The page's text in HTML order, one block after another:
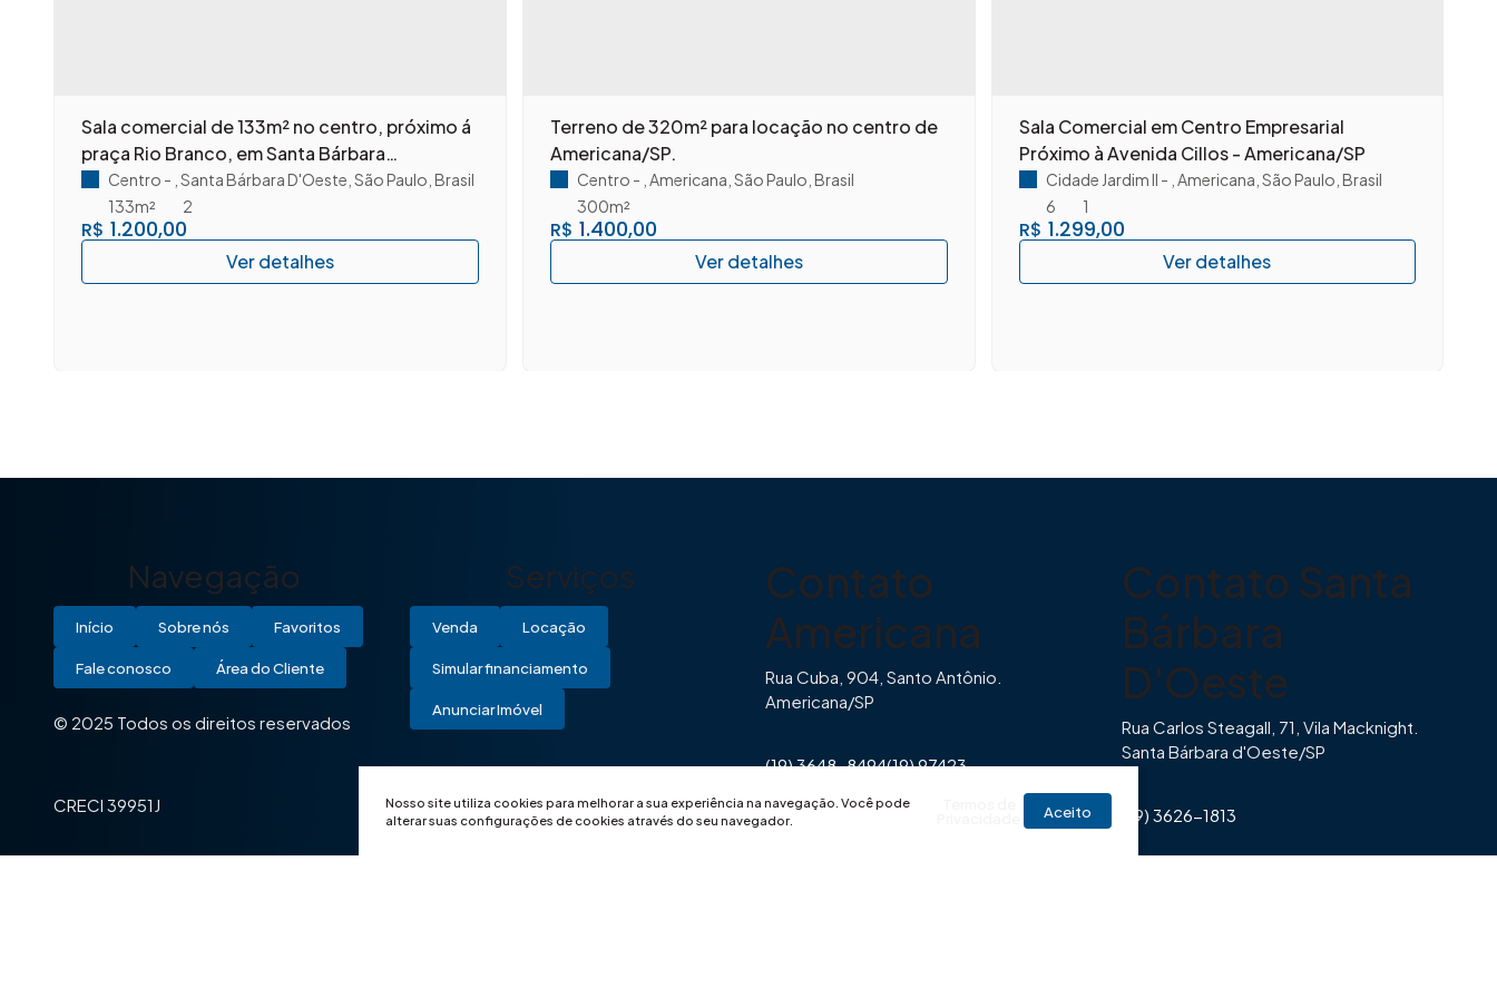
Nosso site utiliza cookies para melhorar a sua experiência na navegação. Você pode
alterar suas configurações de cookies através do seu navegador.
Aceito
Sala comercial de 133m² no centro, próximo á
praça Rio Branco, em Santa Bárbara
D'Oeste/SP.
R$ 1.200,00
Centro ,Santa Bárbara D'Oeste ,São Paulo ,Brasil
2
133m²
Terreno de 320m² para locação no centro de
Americana/SP.
R$ 1.400,00
Centro Americana São Paulo Brasil
300m²
Sala Comercial em Centro Empresarial
Próximo à Avenida Cillos - Americana/SP
R$ 1.299,00
Cidade Jardim II Americana São Paulo Brasil
6
1
Navegação
Início Sobre nós Favoritos
Fale conosco Área do Cliente
© 2025 Todos os direitos reservados
CRECI 39951J
Serviços
Venda Locação
Simular financiamento
Anunciar Imóvel
Contato
Americana
Rua Cuba, 904, Santo Antônio.
Americana/SP
(19) 3648-8494(19) 97423-
Contato Santa
Bárbara
D'Oeste
Rua Carlos Steagall, 71, Vila Macknight.
Santa Bárbara d'Oeste/SP
(19) 3626-1813